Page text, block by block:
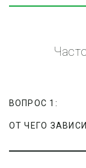
ВОПРОС 1:
ОТ ЧЕГО